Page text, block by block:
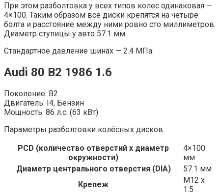
При этом разболтовка у всех типов колес одинаковая —
4×100. Таким образом все диски крепятся на четыре
болта и расстояние между ними ровно сто миллиметров.
Диаметр ступицы у авто 57.1 мм.
Стандартное давление шинах — 2.4 МПа.
Audi 80 B2 1986 1.6
Поколение: B2
Двигатель: I4, Бензин
Мощность: 86 л.с. (63 кВт)
Параметры разболтовки колёсных дисков
PCD (количество отверстий x диаметр
окружности)
4×100
мм
Диаметр центрального отверстия (DIA)
57.1 мм
Крепеж
M12 x
1.5